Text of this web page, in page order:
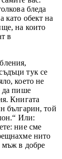
бледа
като обект на
на които
в
тук се
което не
да пише
Книгата
българин, той
Или:
ние сме
нито
мъж в добре